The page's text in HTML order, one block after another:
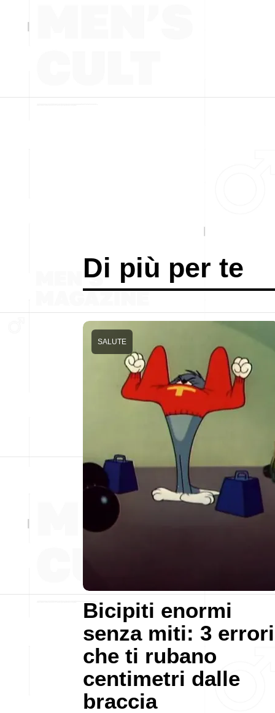
Di più per te
Bicipiti enormi
senza miti: 3 errori
che ti rubano
centimetri dalle
braccia
SALUTE